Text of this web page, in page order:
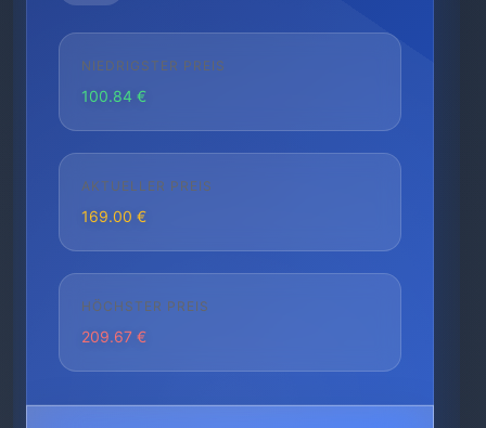
NIEDRIGSTER PREIS
100.84 €
AKTUELLER PREIS
169.00 €
HÖCHSTER PREIS
209.67 €